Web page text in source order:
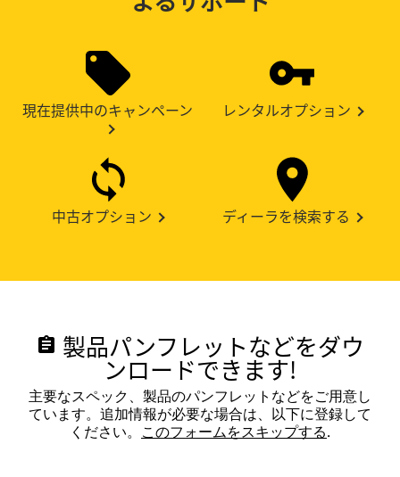
現在提供中のキャンペーン レンタルオプション
中古オプション ディーラを検索する
assignment 製品パンフレットなどをダウ
ンロードできます!
主要なスペック、製品のパンフレットなどをご用意し
ています。追加情報が必要な場合は、以下に登録して
ください。 このフォームをスキップする.